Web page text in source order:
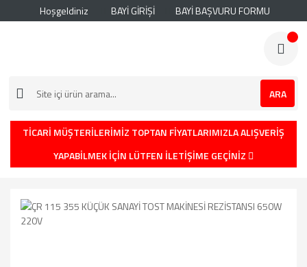
Hoşgeldiniz BAYİ GİRİŞİ BAYİ BAŞVURU FORMU
ARA
TİCARİ MÜŞTERİLERİMİZ TOPTAN FİYATLARIMIZLA ALIŞVERİŞ
YAPABİLMEK İÇİN LÜTFEN İLETİŞİME GEÇİNİZ